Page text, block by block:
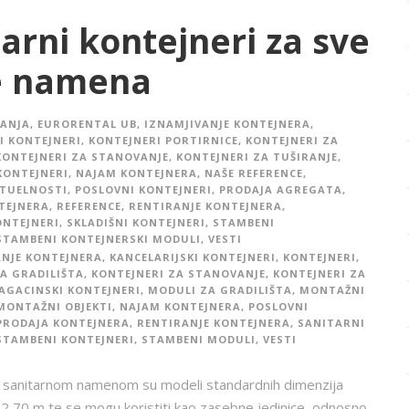
kontejneri za sve
, EURORENTAL UB, IZNAMJIVANJE KONTEJNERA,
KONTEJNERI, KONTEJNERI PORTIRNICE, KONTEJNERI ZA
ZA STANOVANJE, KONTEJNERI ZA TUŠIRANJE,
, NAJAM KONTEJNERA, NAŠE REFERENCE,
, POSLOVNI KONTEJNERI, PRODAJA AGREGATA,
, REFERENCE, RENTIRANJE KONTEJNERA,
, SKLADIŠNI KONTEJNERI, STAMBENI
KONTEJNERSKI MODULI, VESTI
KONTEJNERA, KANCELARIJSKI KONTEJNERI, KONTEJNERI,
GRADILIŠTA, KONTEJNERI ZA STANOVANJE, KONTEJNERI ZA
KONTEJNERI, MODULI ZA GRADILIŠTA, MONTAŽNI
OBJEKTI, NAJAM KONTEJNERA, POSLOVNI
KONTEJNERA, RENTIRANJE KONTEJNERA, SANITARNI
KONTEJNERI, STAMBENI MODULI, VESTI
namenom su modeli standardnih dimenzija